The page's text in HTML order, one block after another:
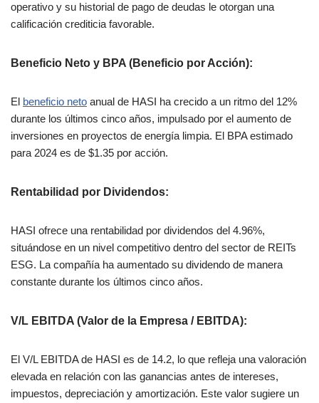
operativo y su historial de pago de deudas le otorgan una
calificación crediticia favorable.
Beneficio Neto y BPA (Beneficio por Acción):
El beneficio neto anual de HASI ha crecido a un ritmo del 12%
durante los últimos cinco años, impulsado por el aumento de
inversiones en proyectos de energía limpia. El BPA estimado
para 2024 es de $1.35 por acción.
Rentabilidad por Dividendos:
HASI ofrece una rentabilidad por dividendos del 4.96%,
situándose en un nivel competitivo dentro del sector de REITs
ESG. La compañía ha aumentado su dividendo de manera
constante durante los últimos cinco años.
V/L EBITDA (Valor de la Empresa / EBITDA):
El V/L EBITDA de HASI es de 14.2, lo que refleja una valoración
elevada en relación con las ganancias antes de intereses,
impuestos, depreciación y amortización. Este valor sugiere un